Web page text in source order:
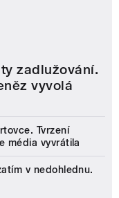
zadlužování.
vyvolá
Tvrzení
média vyvrátila
v nedohlednu.